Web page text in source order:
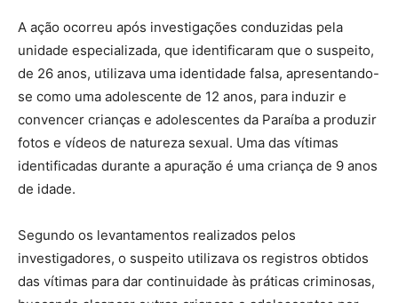
A ação ocorreu após investigações conduzidas pela
unidade especializada, que identificaram que o suspeito,
de 26 anos, utilizava uma identidade falsa, apresentando-
se como uma adolescente de 12 anos, para induzir e
convencer crianças e adolescentes da Paraíba a produzir
fotos e vídeos de natureza sexual. Uma das vítimas
identificadas durante a apuração é uma criança de 9 anos
de idade.
Segundo os levantamentos realizados pelos
investigadores, o suspeito utilizava os registros obtidos
das vítimas para dar continuidade às práticas criminosas,